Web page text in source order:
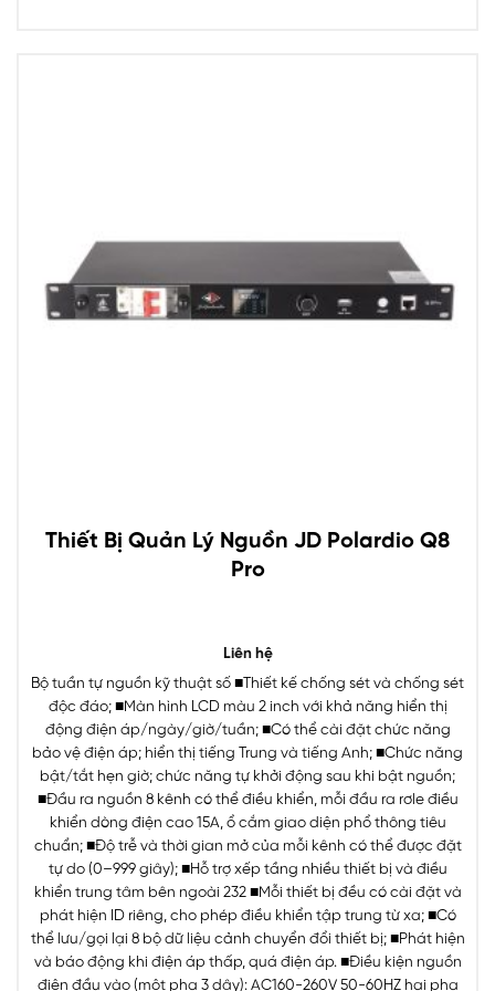
Thiết Bị Quản Lý Nguồn JD Polardio Q8
Pro
Liên hệ
Bộ tuần tự nguồn kỹ thuật số ■Thiết kế chống sét và chống sét
độc đáo; ■Màn hình LCD màu 2 inch với khả năng hiển thị
động điện áp/ngày/giờ/tuần; ■Có thể cài đặt chức năng
bảo vệ điện áp; hiển thị tiếng Trung và tiếng Anh; ■Chức năng
bật/tắt hẹn giờ; chức năng tự khởi động sau khi bật nguồn;
■Đầu ra nguồn 8 kênh có thể điều khiển, mỗi đầu ra rơle điều
khiển dòng điện cao 15A, ổ cắm giao diện phổ thông tiêu
chuẩn; ■Độ trễ và thời gian mở của mỗi kênh có thể được đặt
tự do (0–999 ​​​​giây); ■Hỗ trợ xếp tầng nhiều thiết bị và điều
khiển trung tâm bên ngoài 232 ■Mỗi thiết bị đều có cài đặt và
phát hiện ID riêng, cho phép điều khiển tập trung từ xa; ■Có
thể lưu/gọi lại 8 bộ dữ liệu cảnh chuyển đổi thiết bị; ■Phát hiện
và báo động khi điện áp thấp, quá điện áp. ■Điều kiện nguồn
điện đầu vào (một pha 3 dây): AC160-260V 50-60HZ hai pha